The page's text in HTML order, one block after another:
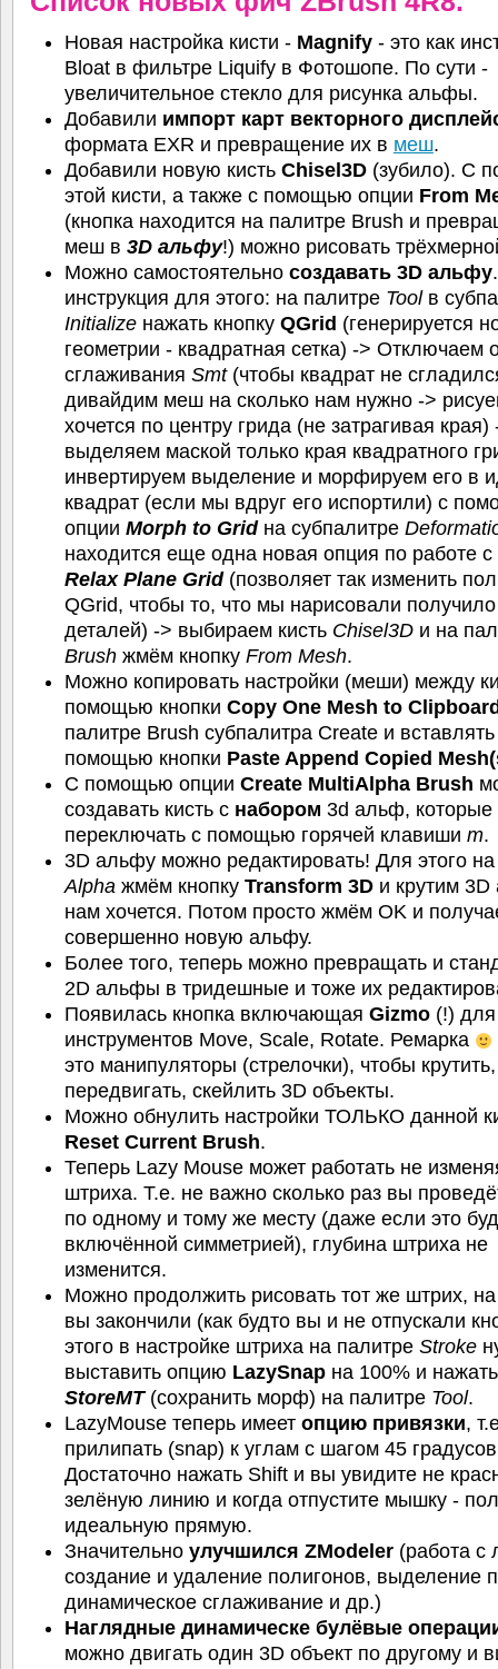
Новая настройка кисти - Magnify- это как
Bloat в фильтре Liquify в Фотошопе. По сути -
увеличительное стекло для рисунка альфы.
Добавили импорт карт векторного
формата EXR и превращение их в меш.
Добавили новую кисть Chisel3D(зубило). С
этой кисти, а также с помощью опции From
(кнопка находится на палитре Brush и
меш в 3D альфу!) можно рисовать
Можно самостоятельносоздавать 3D альфу
инструкция для этого: на палитре Toolв
Initializeнажать кнопку QGrid (генерируется
геометрии - квадратная сетка) -> Отключаем
сглаживания Smt(чтобы квадрат не
дивайдим меш на сколько нам нужно ->
хочется по центру грида (не затрагивая края)
выделяем маской только края квадратного
инвертируем выделение и морфируем его в
квадрат (если мы вдруг его испортили) с
опции Morph to Gridна субпалитре
находится еще одна новая опция по работе с
Relax Plane Grid(позволяет так изменить
QGrid, чтобы то, что мы нарисовали
деталей) -> выбираем кисть Chisel3Dи на
Brushжмём кнопку From Mesh.
Можно копировать настройки (меши) между
помощью кнопки Copy One Mesh to
палитре Brush субпалитра Create и вставлять
помощью кнопки Paste Append Copied
С помощью опции Create MultiAlpha Brush
создавать кисть с набором 3d альф,
переключать с помощью горячей клавиши m.
3D альфу можно редактировать! Для этого
Alphaжмём кнопку Transform 3Dи крутим 3D
нам хочется. Потом просто жмём OK и
совершенно новую альфу.
Более того, теперь можно превращать и
2D альфы в тридешные и тоже их
Появилась кнопка включающая Gizmo(!) для
инструментов Move, Scale, Rotate. Ремарка
это манипуляторы (стрелочки), чтобы крутить,
передвигать, скейлить 3D объекты.
Можно обнулить настройки ТОЛЬКО данной
Reset Current Brush.
Теперь Lazy Mouse может работать не
штриха. Т.е. не важно сколько раз вы
по одному и тому же месту (даже если это
включённой симметрией), глубина штриха не
изменится.
Можно продолжить рисовать тот же штрих,
вы закончили (как будто вы и не отпускали
этого в настройке штриха на палитре Stroke
выставить опцию LazySnapна 100% и нажать
StoreMT(сохранить морф) на палитре Tool.
LazyMouse теперь имеетопцию привязки,
прилипать (snap) к углам с шагом 45
Достаточно нажать Shift и вы увидите не
зелёную линию и когда отпустите мышку -
идеальную прямую.
Значительно улучшился ZModeler(работа с
создание и удаление полигонов, выделение
динамическое сглаживание и др.)
Наглядные динамическе булёвые
можно двигать один 3D объект по другому и